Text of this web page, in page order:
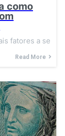
como
fatores a se
Read More